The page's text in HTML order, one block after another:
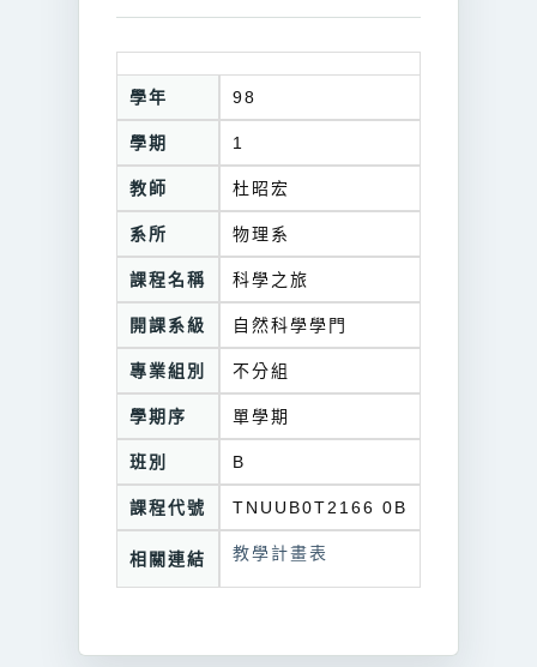
學年 98
學期 1
教師 杜昭宏
系所 物理系
課程名稱 科學之旅
開課系級 自然科學學門
專業組別 不分組
學期序 單學期
班別 B
課程代號 TNUUB0T2166 0B
相關連結 教學計畫表